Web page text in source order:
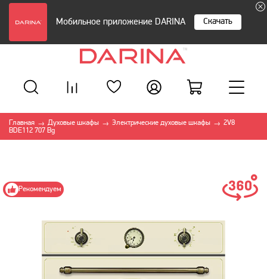
Мобильное приложение DARINA Скачать
Главная → Духовые шкафы → Электрические духовые шкафы → 2V8
BDE112 707 Bg
Рекомендуем